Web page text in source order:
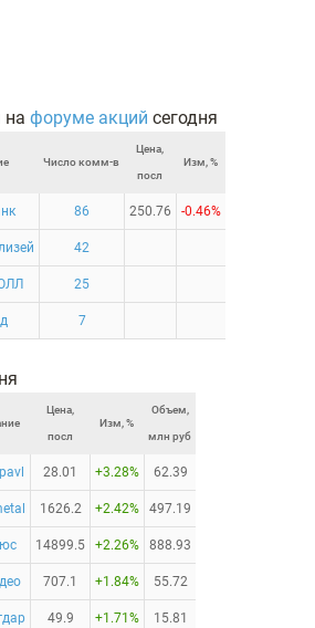
на форуме акций сегодня
Число комм-в
Цена,
посл
Изм, %
86 250.76 -0.46%
42
25
7
Цена,
посл
Изм, %
Объем,
млн руб
28.01 +3.28% 62.39
1626.2 +2.42% 497.19
14899.5 +2.26% 888.93
707.1 +1.84% 55.72
49.9 +1.71% 15.81